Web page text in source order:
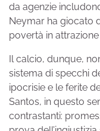
da agenzie
Neymar ha giocato
povertà in
Il calcio, dunque,
sistema di specchi
ipocrisie e le ferite
Santos, in questo
contrastanti: